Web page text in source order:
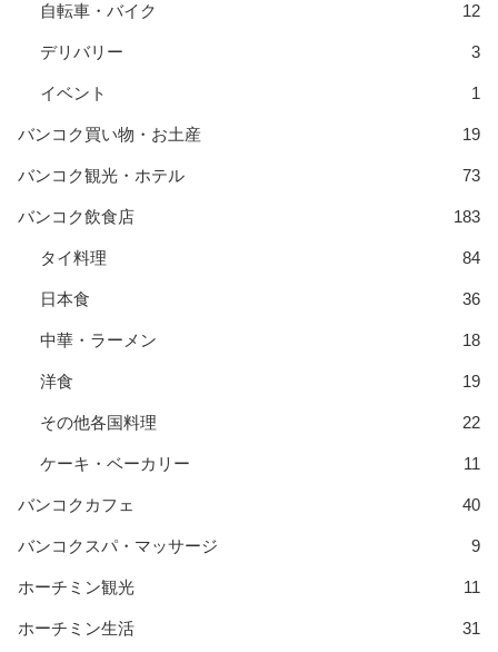
自転車・バイク 12
デリバリー 3
イベント 1
バンコク買い物・お土産 19
バンコク観光・ホテル 73
バンコク飲食店 183
タイ料理 84
日本食 36
中華・ラーメン 18
洋食 19
その他各国料理 22
ケーキ・ベーカリー 11
バンコクカフェ 40
バンコクスパ・マッサージ 9
ホーチミン観光 11
ホーチミン生活 31